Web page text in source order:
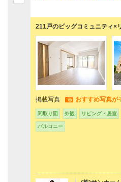
211戸のビッグコミュニティ×
掲載写真 おすすめ写真が
間取り図 外観 リビング・居室
バルコニー